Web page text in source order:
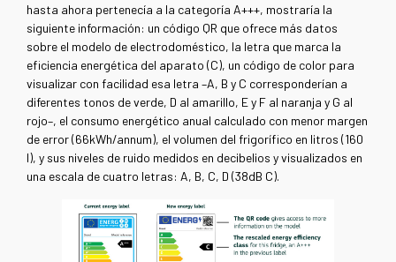
hasta ahora pertenecía a la categoría A+++, mostraría la
siguiente información: un código QR que ofrece más datos
sobre el modelo de electrodoméstico, la letra que marca la
eficiencia energética del aparato (C), un código de color para
visualizar con facilidad esa letra –A, B y C corresponderían a
diferentes tonos de verde, D al amarillo, E y F al naranja y G al
rojo–, el consumo energético anual calculado con menor margen
de error (66kWh/annum), el volumen del frigorífico en litros (160
l), y sus niveles de ruido medidos en decibelios y visualizados en
una escala de cuatro letras: A, B, C, D (38dB C).